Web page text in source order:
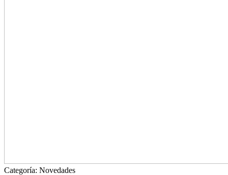
Categoría: Novedades